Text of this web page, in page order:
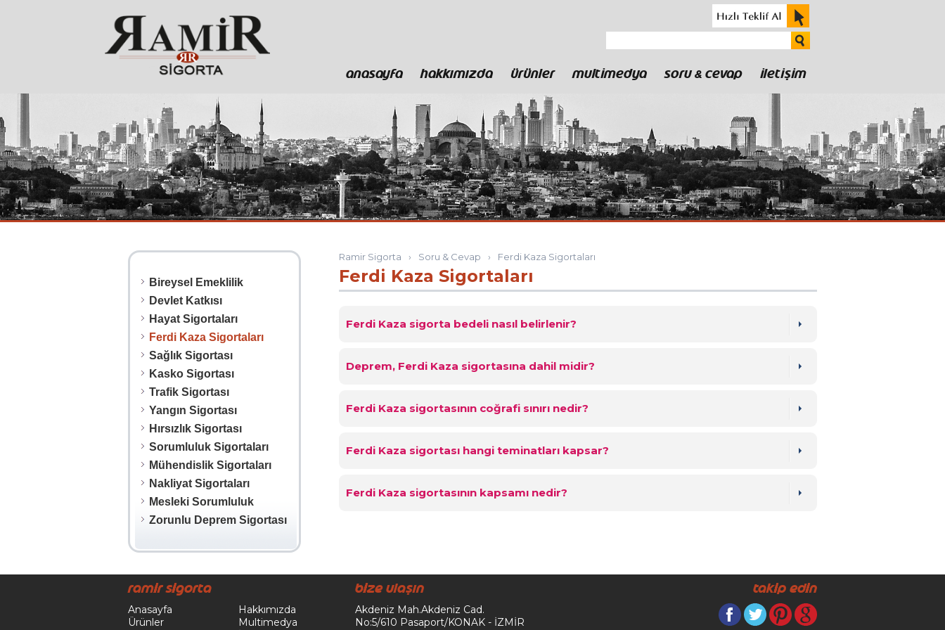
ANASAYFA HAKKIMIZDA ÜRÜNLER MULTIMEDYA SORU & CEVAP İLETIŞIM
Ramir Sigorta › Soru & Cevap › Ferdi Kaza Sigortaları
Ferdi Kaza Sigortaları
Ferdi Kaza sigorta bedeli nasıl belirlenir?
Deprem, Ferdi Kaza sigortasına dahil midir?
Ferdi Kaza sigortasının coğrafi sınırı nedir?
Ferdi Kaza sigortası hangi teminatları kapsar?
Ferdi Kaza sigortasının kapsamı nedir?
Bireysel Emeklilik
Devlet Katkısı
Hayat Sigortaları
Ferdi Kaza Sigortaları
Sağlık Sigortası
Kasko Sigortası
Trafik Sigortası
Yangın Sigortası
Hırsızlık Sigortası
Sorumluluk Sigortaları
Mühendislik Sigortaları
Nakliyat Sigortaları
Mesleki Sorumluluk
Zorunlu Deprem Sigortası
Ramir Sigorta
Anasayfa
Hakkımızda
Ürünler
Multimedya
Bize Ulaşın
Akdeniz Mah.Akdeniz Cad.
No:5/610 Pasaport/KONAK - İZMİR
Takip Edin